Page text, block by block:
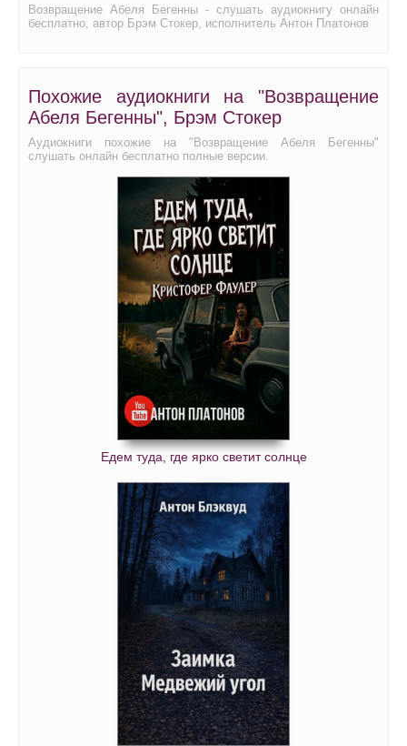
Возвращение Абеля Бегенны - слушать аудиокнигу онлайн
бесплатно, автор Брэм Стокер, исполнитель Антон Платонов
Похожие аудиокниги на "Возвращение
Абеля Бегенны", Брэм Стокер
Аудиокниги похожие на "Возвращение Абеля Бегенны"
слушать онлайн бесплатно полные версии.
Едем туда, где ярко светит солнце